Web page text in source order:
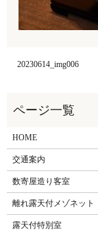
20230614_img006
HOME
交通案内
数寄屋造り客室
離れ露天付メゾネット
露天付特別室